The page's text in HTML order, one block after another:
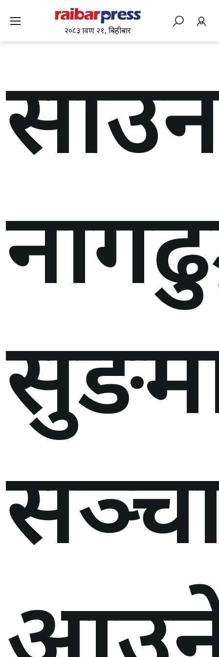
२०८३ श्रावण २१, बिहीबार